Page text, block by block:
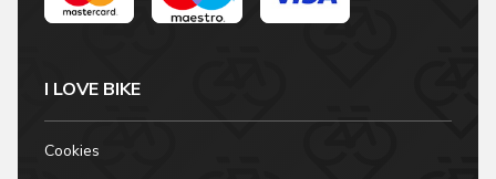
I LOVE BIKE
Cookies